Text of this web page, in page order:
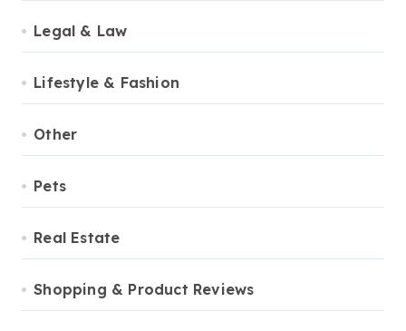
Legal & Law
Lifestyle & Fashion
Other
Pets
Real Estate
Shopping & Product Reviews